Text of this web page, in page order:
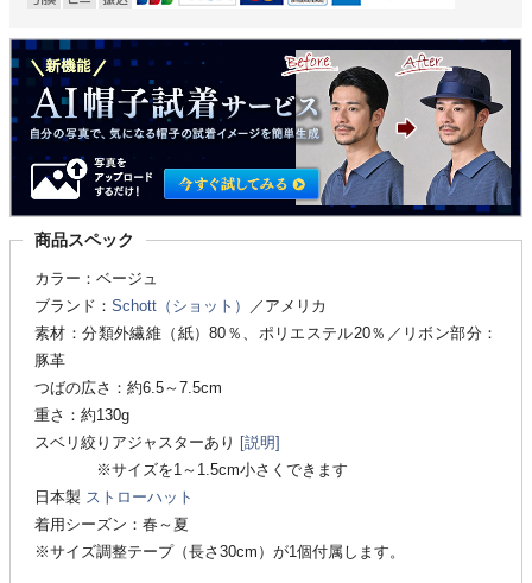
商品スペック
カラー：ベージュ
ブランド： Schott（ショット）
／アメリカ
素材：分類外繊維（紙）80％、ポリエステル20％／リボン部分：
豚革
つばの広さ：約6.5～7.5cm
重さ：約130g
スベリ絞りアジャスターあり [説明]
※サイズを1～1.5cm小さくできます
日本製 ストローハット
着用シーズン：春～夏
※サイズ調整テープ（長さ30cm）が1個付属します。